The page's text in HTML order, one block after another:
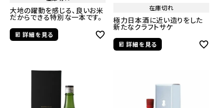
大地の躍動を感じる、良いお米
だからできる特別な一本です。
詳細を見る
在庫切れ
極力日本酒に近い造りをした
新たなクラフトサケ
詳細を見る